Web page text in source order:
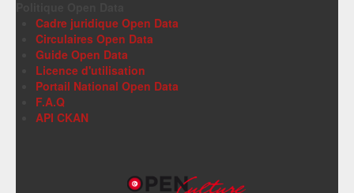
Cadre juridique Open Data
Circulaires Open Data
Guide Open Data
Licence d'utilisation
Portail National Open Data
F.A.Q
API CKAN